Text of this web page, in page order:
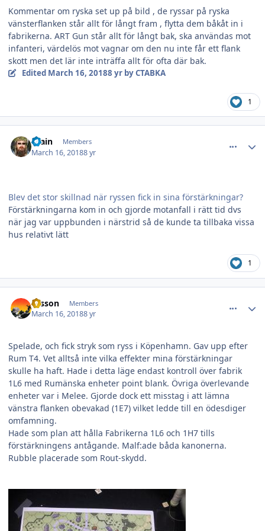
Kommentar om ryska set up på bild , de ryssar på ryska
vänsterflanken står allt för långt fram , flytta dem båkåt in i
fabrikerna. ART Gun står allt för långt bak, ska användas mot
infanteri, värdelös mot vagnar om den nu inte får ett flank
skott men det lär inte inträffa allt för ofta där bak.
Edited March 16, 20188 yrby CTABKA
1
Brain Members
March 16, 20188 yr
Blev det stor skillnad när ryssen fick in sina förstärkningar?
Förstärkningarna kom in och gjorde motanfall i rätt tid dvs
när jag var uppbunden i närstrid så de kunde ta tillbaka vissa
hus relativt lätt
1
Olsson Members
March 16, 20188 yr
Spelade, och fick stryk som ryss i Köpenhamn. Gav upp efter
Rum T4. Vet alltså inte vilka effekter mina förstärkningar
skulle ha haft. Hade i detta läge endast kontroll över fabrik
1L6 med Rumänska enheter point blank. Övriga överlevande
enheter var i Melee. Gjorde dock ett misstag i att lämna
vänstra flanken obevakad (1E7) vilket ledde till en ödesdiger
omfamning.
Hade som plan att hålla Fabrikerna 1L6 och 1H7 tills
förstärkningens antågande. Malf:ade båda kanonerna.
Rubble placerade som Rout-skydd.